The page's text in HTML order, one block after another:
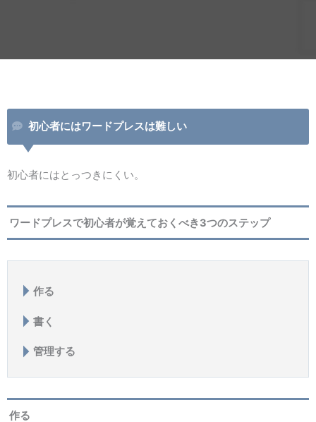
初心者にはワードプレスは難しい
初心者にはとっつきにくい。
ワードプレスで初心者が覚えておくべき3つのステップ
作る
書く
管理する
作る